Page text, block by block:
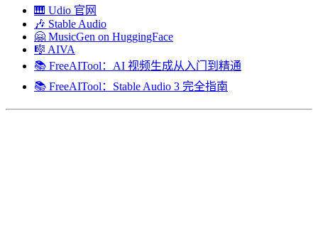
🎹 Udio 官网
🎶 Stable Audio
🤗 MusicGen on HuggingFace
🎼 AIVA
📚 FreeAITool：AI 视频生成从入门到精通
📚 FreeAITool：Stable Audio 3 完全指南